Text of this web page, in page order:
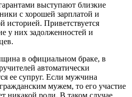
выступают близкие
с хорошей зарплатой и
историей. Приветствуется
у них задолженностей и
в официальном браке, в
автоматически
ее супруг. Если мужчина
гражданским мужем, то его участие
никакой роли. В таком случае